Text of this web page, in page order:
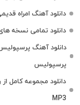
دانلود آهنگ امراه
دانلود تمامی نسخه
دانلود آهنگ
پرسپولیس
دانلود مجموعه کامل
MP3